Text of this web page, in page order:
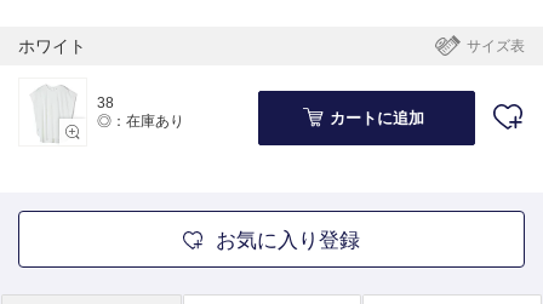
サイズ表
ホワイト
38
◎：在庫あり
カートに追加
お気に入り登録